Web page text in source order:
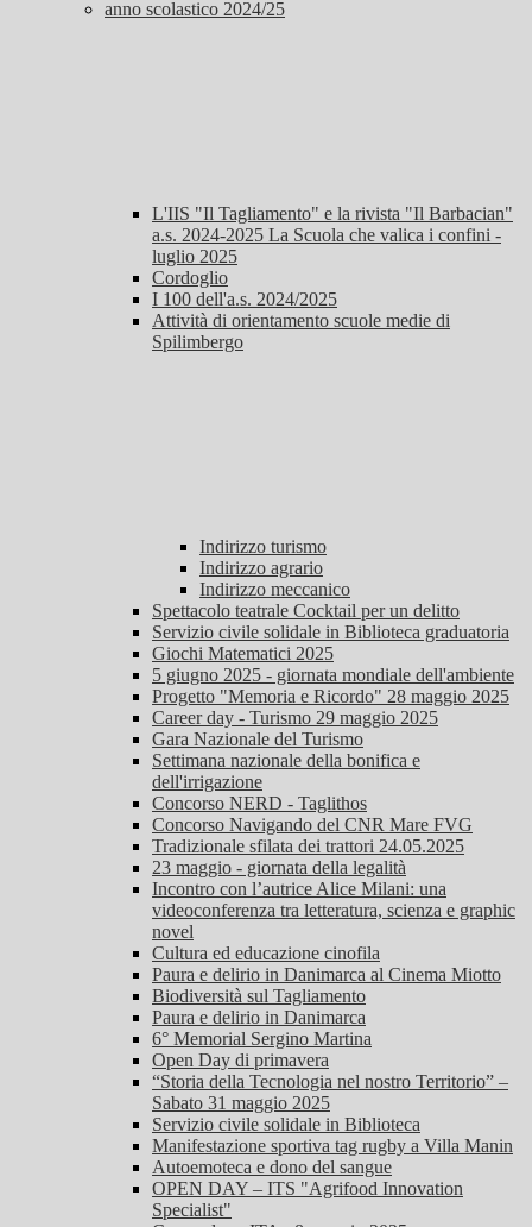
anno scolastico 2024/25
L'IIS "Il Tagliamento" e la rivista "Il Barbacian"
a.s. 2024-2025 La Scuola che valica i confini -
luglio 2025
Cordoglio
I 100 dell'a.s. 2024/2025
Attività di orientamento scuole medie di
Spilimbergo
Indirizzo turismo
Indirizzo agrario
Indirizzo meccanico
Spettacolo teatrale Cocktail per un delitto
Servizio civile solidale in Biblioteca graduatoria
Giochi Matematici 2025
5 giugno 2025 - giornata mondiale dell'ambiente
Progetto "Memoria e Ricordo" 28 maggio 2025
Career day - Turismo 29 maggio 2025
Gara Nazionale del Turismo
Settimana nazionale della bonifica e
dell'irrigazione
Concorso NERD - Taglithos
Concorso Navigando del CNR Mare FVG
Tradizionale sfilata dei trattori 24.05.2025
23 maggio - giornata della legalità
Incontro con l’autrice Alice Milani: una
videoconferenza tra letteratura, scienza e graphic
novel
Cultura ed educazione cinofila
Paura e delirio in Danimarca al Cinema Miotto
Biodiversità sul Tagliamento
Paura e delirio in Danimarca
6° Memorial Sergino Martina
Open Day di primavera
“Storia della Tecnologia nel nostro Territorio” –
Sabato 31 maggio 2025
Servizio civile solidale in Biblioteca
Manifestazione sportiva tag rugby a Villa Manin
Autoemoteca e dono del sangue
OPEN DAY – ITS "Agrifood Innovation
Specialist"